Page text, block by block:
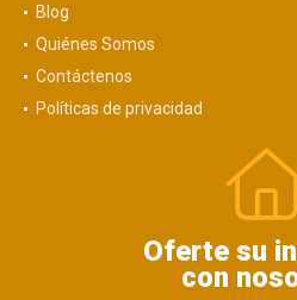
Blog
Quiénes Somos
Contáctenos
Políticas de privacidad
Oferte su
con